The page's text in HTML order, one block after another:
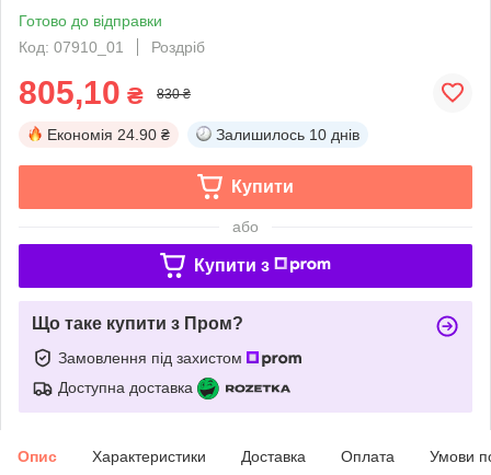
Готово до відправки
Код: 07910_01
Роздріб
805,10 ₴ 830 ₴
Економія 24.90 ₴ Залишилось 10 днів
Купити
або
Купити з
Що таке купити з Пром?
Замовлення під захистом
Доступна доставка
Опис Характеристики Доставка Оплата Умови